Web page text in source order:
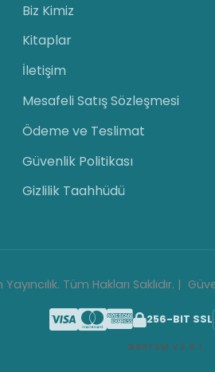
Biz Kimiz
Kitaplar
İletişim
Mesafeli Satış Sözleşmesi
Ödeme ve Teslimat
Güvenlik Politikası
Gizlilik Taahhüdü
Tüm Hakları Saklıdır. |
256-BIT SSL
BERTEM V3.0.1